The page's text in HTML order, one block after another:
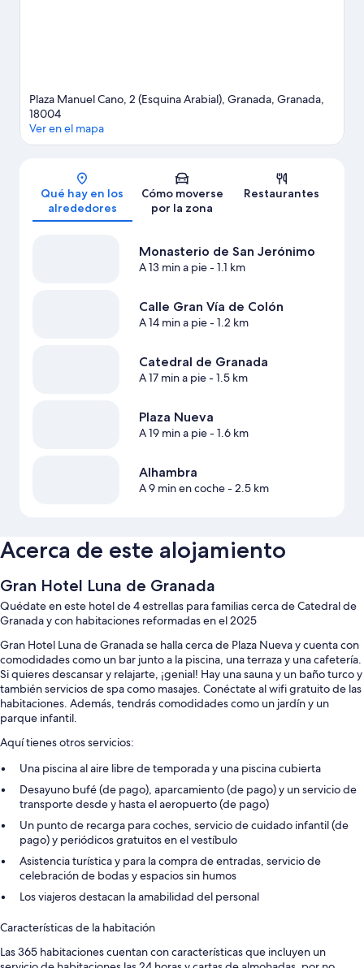
Plaza Manuel Cano, 2 (Esquina Arabial), Granada, Granada,
18004
Ver en el mapa
Qué hay en los
alrededores
Cómo moverse
por la zona
Restaurantes
Monasterio de San Jerónimo
A 13 min a pie- 1.1 km
Calle Gran Vía de Colón
A 14 min a pie- 1.2 km
Catedral de Granada
A 17 min a pie- 1.5 km
Plaza Nueva
A 19 min a pie- 1.6 km
Alhambra
A 9 min en coche- 2.5 km
Acerca de este alojamiento
Gran Hotel Luna de Granada
Quédate en este hotel de 4 estrellas para familias cerca de Catedral de
Granada y con habitaciones reformadas en el 2025
Gran Hotel Luna de Granada se halla cerca de Plaza Nueva y cuenta con
comodidades como un bar junto a la piscina, una terraza y una cafetería.
Si quieres descansar y relajarte, ¡genial! Hay una sauna y un baño turco y
también servicios de spa como masajes. Conéctate al wifi gratuito de las
habitaciones. Además, tendrás comodidades como un jardín y un
parque infantil.
Aquí tienes otros servicios:
Una piscina al aire libre de temporada y una piscina cubierta
Desayuno bufé (de pago), aparcamiento (de pago) y un servicio de
transporte desde y hasta el aeropuerto (de pago)
Un punto de recarga para coches, servicio de cuidado infantil (de
pago) y periódicos gratuitos en el vestíbulo
Asistencia turística y para la compra de entradas, servicio de
celebración de bodas y espacios sin humos
Los viajeros destacan la amabilidad del personal
Características de la habitación
Las 365 habitaciones cuentan con características que incluyen un